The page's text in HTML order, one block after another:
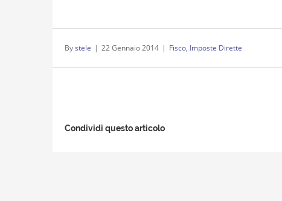
Bystele | 22 Gennaio 2014 | Fisco, Imposte Dirette
Condividi questo articolo